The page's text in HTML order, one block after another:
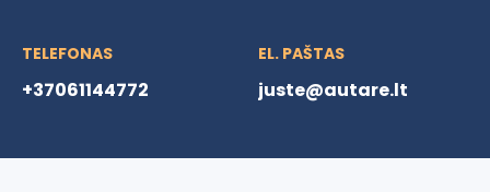
TELEFONAS
+37061144772
EL. PAŠTAS
juste@autare.lt